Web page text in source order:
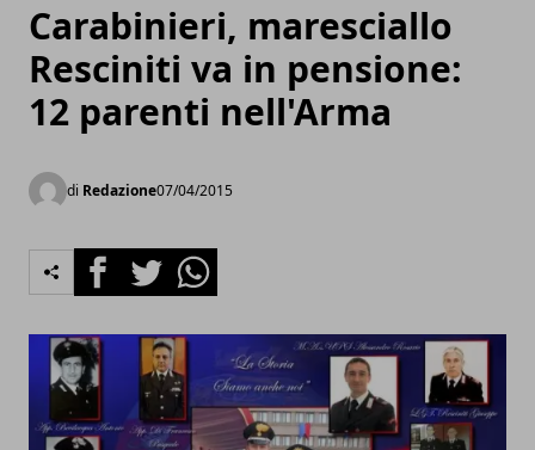
Carabinieri, maresciallo
Resciniti va in pensione:
12 parenti nell'Arma
di Redazione07/04/2015
FacebookTwitterWhatsapp